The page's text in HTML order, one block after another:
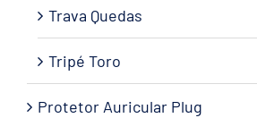
Trava Quedas
Tripé Toro
Protetor Auricular Plug